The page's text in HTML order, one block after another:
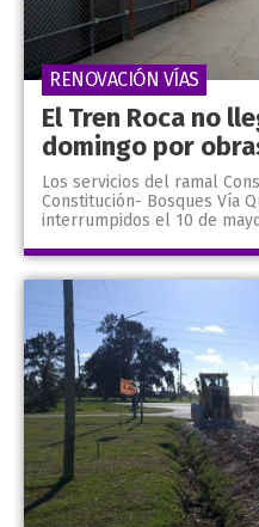
El Tren Roca no
domingo por
Los servicios del ramal
Constitución- Bosques Vía
interrumpidos el 10 de
RENOVACIÓN VÍAS